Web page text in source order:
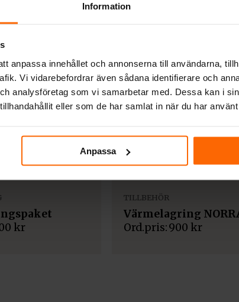
Information
anpassa innehållet och annonserna till användarna,
Vi vidarebefordrar även sådana identifierare och
analysföretag som vi samarbetar med. Dessa kan i
eller som de har samlat in när du har använt
Anpassa
kr
TILLBEHÖR
Värmelagring
900 kr